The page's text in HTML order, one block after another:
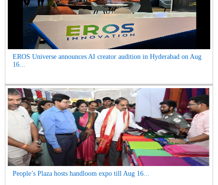
EROS Universe announces AI creator audition in Hyderabad on Aug
16...
People’s Plaza hosts handloom expo till Aug 16...